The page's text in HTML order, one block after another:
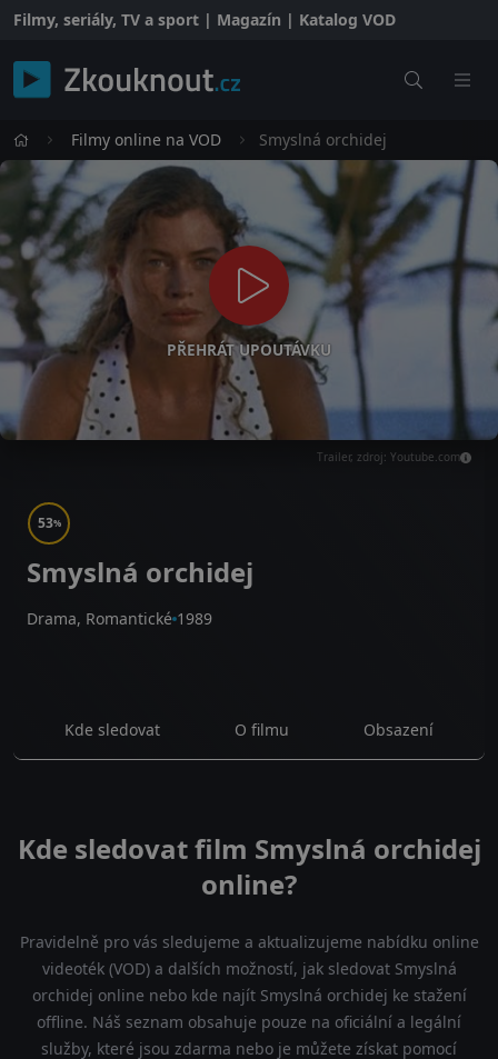
Filmy, seriály, TV a sport | Magazín | Katalog VOD
Filmy online na VOD Smyslná orchidej
PŘEHRÁT UPOUTÁVKU
Trailer, zdroj: Youtube.com
53%
Smyslná orchidej
Drama, Romantické 1989
Kde sledovat O filmu Obsazení
Kde sledovat film Smyslná orchidej
online?
Pravidelně pro vás sledujeme a aktualizujeme nabídku online
videoték (VOD) a dalších možností, jak sledovat Smyslná
orchidej online nebo kde najít Smyslná orchidej ke stažení
offline. Náš seznam obsahuje pouze na oficiální a legální
služby, které jsou zdarma nebo je můžete získat pomocí